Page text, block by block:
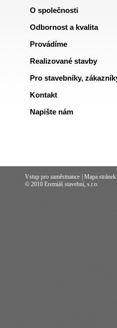
O společnosti
Odbornost a kvalita
Provádíme
Realizované stavby
Pro stavebníky,
Kontakt
Napište nám
Vstup pro zaměstnance |Mapa stránek
© 2010 Eremiáš stavební, s.r.o.